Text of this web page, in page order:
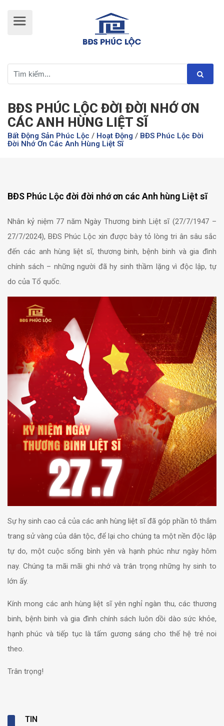
BĐS PHÚC LỘC ĐỜI ĐỜI NHỚ ƠN
CÁC ANH HÙNG LIỆT SĨ
Bất Động Sản Phúc Lộc / Hoạt Động / BĐS Phúc Lộc Đời
Đời Nhớ Ơn Các Anh Hùng Liệt Sĩ
BĐS Phúc Lộc đời đời nhớ ơn các Anh hùng Liệt sĩ
Nhân kỷ niệm 77 năm Ngày Thương binh Liệt sĩ (27/7/1947 –
27/7/2024), BĐS Phúc Lộc xin được bày tỏ lòng tri ân sâu sắc
đến các anh hùng liệt sĩ, thương binh, bệnh binh và gia đình
chính sách – những người đã hy sinh thầm lặng vì độc lập, tự
do của Tổ quốc.
Sự hy sinh cao cả của các anh hùng liệt sĩ đã góp phần tô thắm
trang sử vàng của dân tộc, để lại cho chúng ta một nền độc lập
tự do, một cuộc sống bình yên và hạnh phúc như ngày hôm
nay. Chúng ta mãi mãi ghi nhớ và trân trọng những hy sinh to
lớn ấy.
Kính mong các anh hùng liệt sĩ yên nghỉ ngàn thu, các thương
binh, bệnh binh và gia đình chính sách luôn dồi dào sức khỏe,
hạnh phúc và tiếp tục là tấm gương sáng cho thế hệ trẻ noi
theo.
Trân trọng!
TIN